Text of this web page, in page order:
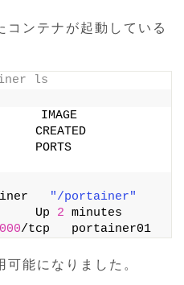
ンテナが起動している
ls
IMAGE
CREATED
PORTS
"/portainer"
Up 2
/tcp   portainer01
能になりました。